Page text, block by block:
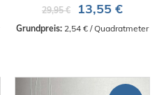
29,95 €
13,55 €
Grundpreis: 2,54 € / Quadratmeter